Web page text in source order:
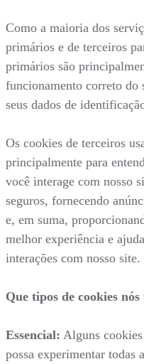
Como a maioria dos
primários e de terceiros
primários são
funcionamento correto do
seus dados de
Os cookies de terceiros
principalmente para
você interage com nosso
seguros, fornecendo
e, em suma,
melhor experiência e
interações com nosso site.
Que tipos de cookies nós
Essencial: Alguns cookies
possa experimentar todas